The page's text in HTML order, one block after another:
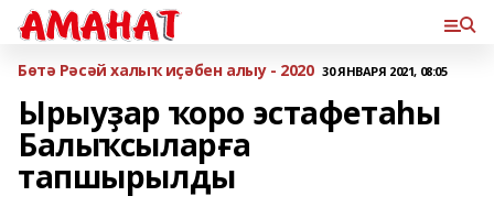
Бөтә Рәсәй халыҡ иҫәбен алыу - 2020 30 ЯНВАРЯ 2021, 08:05
Ырыуҙар ҡоро эстафетаһы
Балыҡсыларға
тапшырылды